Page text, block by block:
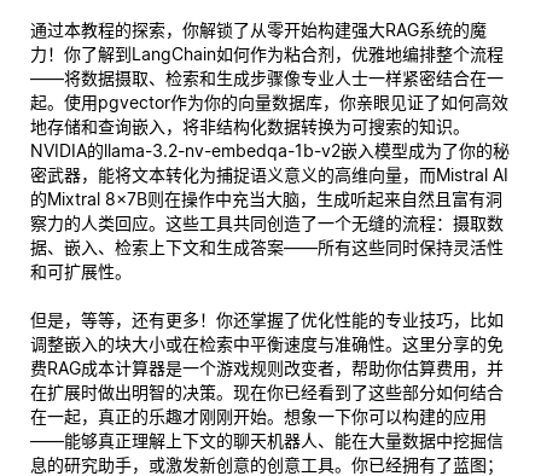
通过本教程的探索，你解锁了从零开始构建强大RAG系统的魔
力！你了解到LangChain如何作为粘合剂，优雅地编排整个流程
——将数据摄取、检索和生成步骤像专业人士一样紧密结合在一
起。使用pgvector作为你的向量数据库，你亲眼见证了如何高效
地存储和查询嵌入，将非结构化数据转换为可搜索的知识。
NVIDIA的llama-3.2-nv-embedqa-1b-v2嵌入模型成为了你的秘
密武器，能将文本转化为捕捉语义意义的高维向量，而Mistral AI
的Mixtral 8x7B则在操作中充当大脑，生成听起来自然且富有洞
察力的人类回应。这些工具共同创造了一个无缝的流程：摄取数
据、嵌入、检索上下文和生成答案——所有这些同时保持灵活性
和可扩展性。
但是，等等，还有更多！你还掌握了优化性能的专业技巧，比如
调整嵌入的块大小或在检索中平衡速度与准确性。这里分享的免
费RAG成本计算器是一个游戏规则改变者，帮助你估算费用，并
在扩展时做出明智的决策。现在你已经看到了这些部分如何结合
在一起，真正的乐趣才刚刚开始。想象一下你可以构建的应用
——能够真正理解上下文的聊天机器人、能在大量数据中挖掘信
息的研究助手，或激发新创意的创意工具。你已经拥有了蓝图；